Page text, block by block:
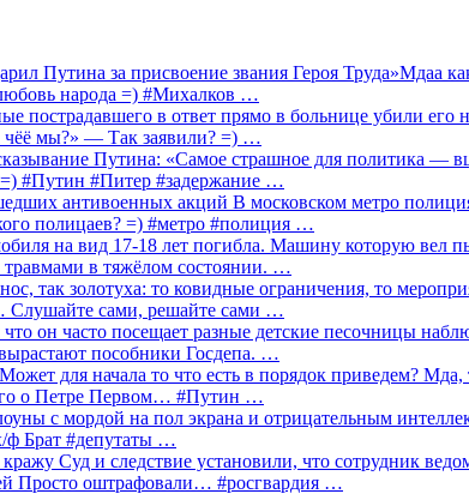
Путина за присвоение звания Героя Труда»Мдаа
народа =) #Михалков …
в ответ прямо в больнице убили его
чёё мы?» — Так заявили? =) …
Путина: «Самое страшное для политика —
#Путин #Питер #задержание …
антивоенных акций В московском метро
полицаев? =) #метро #полиция …
на вид 17-18 лет погибла. Машину которую вел
в тяжёлом состоянии. …
так золотуха: то ковидные ограничения, то
Слушайте сами, решайте сами …
он часто посещает разные детские песочницы
пособники Госдепа. …
для начала то что есть в порядок приведем? Мда,
о Петре Первом… #Путин …
с мордой на пол экрана и отрицательным
ф Брат #депутаты …
Суд и следствие установили, что сотрудник
Просто оштрафовали… #росгвардия …